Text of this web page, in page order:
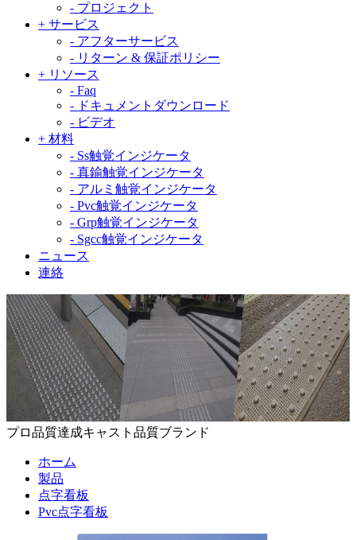
- プロジェクト
+ サービス
- アフターサービス
- リターン & 保証ポリシー
+ リソース
- Faq
- ドキュメントダウンロード
- ビデオ
+ 材料
- Ss触覚インジケータ
- 真鍮触覚インジケータ
- アルミ触覚インジケータ
- Pvc触覚インジケータ
- Grp触覚インジケータ
- Sgcc触覚インジケータ
ニュース
連絡
プロ品質達成キャスト品質ブランド
ホーム
製品
点字看板
Pvc点字看板